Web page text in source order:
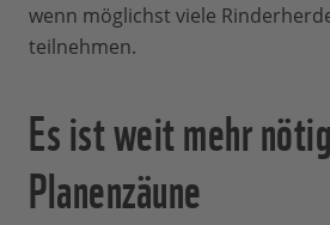
wenn möglichst viele
teilnehmen.
Es ist weit mehr
Planenzäune